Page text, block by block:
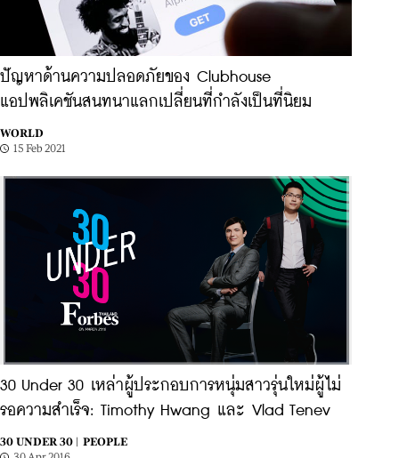
ปัญหาด้านความปลอดภัยของ Clubhouse
แอปพลิเคชันสนทนาแลกเปลี่ยนที่กำลังเป็นที่นิยม
WORLD
15 Feb 2021
30 Under 30 เหล่าผู้ประกอบการหนุ่มสาวรุ่นใหม่ผู้ไม่
รอความสำเร็จ: Timothy Hwang และ Vlad Tenev
30 UNDER 30 |
PEOPLE